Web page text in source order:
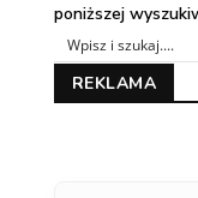
poniższej
REKLAMA